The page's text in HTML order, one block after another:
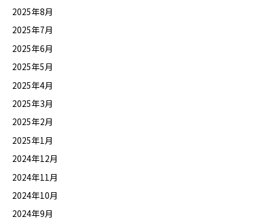
2025年8月
2025年7月
2025年6月
2025年5月
2025年4月
2025年3月
2025年2月
2025年1月
2024年12月
2024年11月
2024年10月
2024年9月